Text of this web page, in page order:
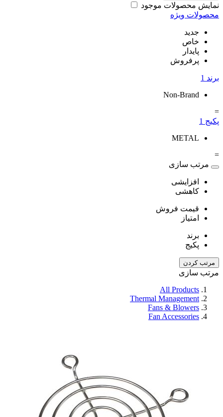
نمایش محصولات موجود
محصولات ویژه
جدید
خاص
پایدار
پرفروش
برند 1
Non-Brand
=
پکیج 1
METAL
=
مرتب سازی
افزایشی
کاهشی
قیمت فروش
امتیاز
برند
پکیج
مرتب کردن
مرتب سازی
All Products
Thermal Management
Fans & Blowers
Fan Accessories